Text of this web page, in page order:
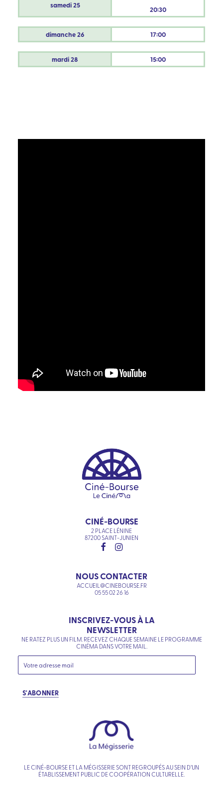
samedi25 20:30
dimanche26 17:00
mardi28 15:00
CINÉ-BOURSE
2 PLACE LÉNINE
87200 SAINT-JUNIEN
NOUS CONTACTER
ACCUEIL@CINEBOURSE.FR
05 55 02 26 16
INSCRIVEZ-VOUS À LA
NEWSLETTER
NE RATEZ PLUS UN FILM. RECEVEZ CHAQUE SEMAINE LE PROGRAMME
CINÉMA DANS VOTRE MAIL.
S'ABONNER
LE CINÉ-BOURSE ET LA MÉGISSERIE SONT REGROUPÉS AU SEIN D’UN
ÉTABLISSEMENT PUBLIC DE COOPÉRATION CULTURELLE.